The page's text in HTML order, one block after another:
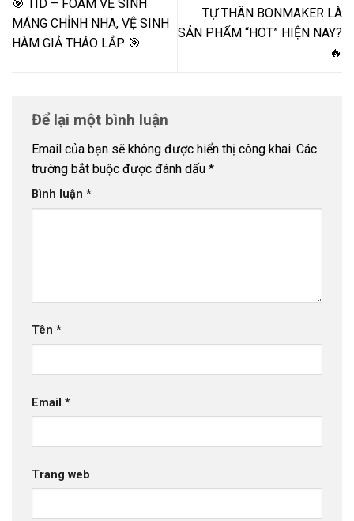
️🎯 TID – FOAM VỆ SINH
MÁNG CHỈNH NHA, VỆ SINH
HÀM GIẢ THÁO LẮP ️🎯
TỰ THÂN BONMAKER LÀ
SẢN PHẨM “HOT” HIỆN NAY?
🔥
Để lại một bình luận
Email của bạn sẽ không được hiển thị công khai. Các
trường bắt buộc được đánh dấu *
Bình luận *
Tên *
Email *
Trang web